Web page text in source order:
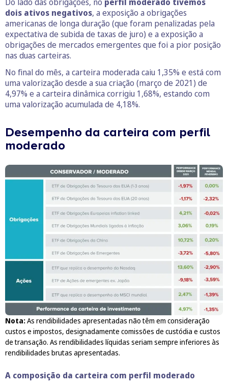
dois ativos negativos, a exposição a obrigações
americanas de longa duração (que foram penalizadas pela
expectativa de subida de taxas de juro) e a exposição a
obrigações de mercados emergentes que foi a pior posição
nas duas carteiras.
No final do mês, a carteira moderada caiu 1,35% e está com
uma valorização desde a sua criação (março de 2021) de
4,97% e a carteira dinâmica corrigiu 1,68%, estando com
uma valorização acumulada de 4,18%.
Desempenho da carteira com perfil
moderado
Nota:As rendibilidades apresentadas não têm em consideração
custos e impostos, designadamente comissões de custódia e custos
de transação. As rendibilidades líquidas seriam sempre inferiores às
rendibilidades brutas apresentadas.
A composição da carteira com perfil moderado